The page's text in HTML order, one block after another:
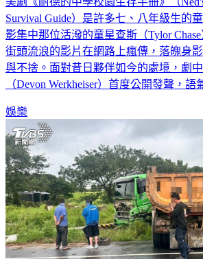
Survival Guide）是許多七、八年級生的
影集中那位活潑的童星查斯（Tylor
街頭流浪的影片在網路上瘋傳，落魄身
與不捨。面對昔日夥伴如今的處境，劇
（Devon Werkheiser）首度公開發聲，語
娛樂